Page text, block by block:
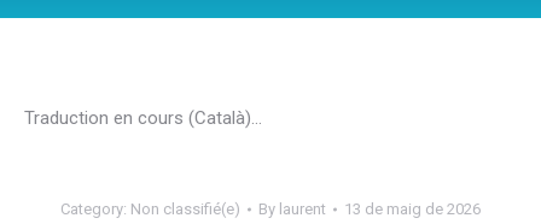
Traduction en cours (Català)…
Category: Non classifié(e) By laurent 13 de maig de 2026